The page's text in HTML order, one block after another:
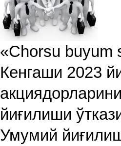
«Chorsu buyum
Кенгаши 2023
йиғилиши
Умумий